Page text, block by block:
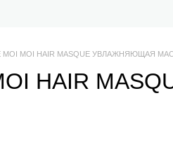
MOI MOI HAIR MASQUE УВЛАЖНЯЮЩАЯ
MOI HAIR